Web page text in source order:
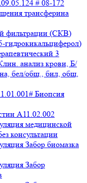
# 08-172
трансферина
фильтрации (СКВ)
3
анализ крови, Б/
бел/общ., бил, общ,
Биопсия
A11.02.002
медицинской
консультации
Забор биомазка
Забор